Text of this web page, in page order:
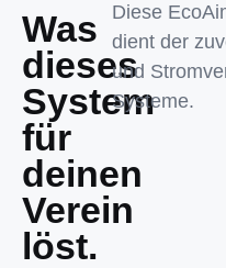
Was
dieses
System
für
deinen
Verein
löst.
Diese
dient der
und
Systeme.